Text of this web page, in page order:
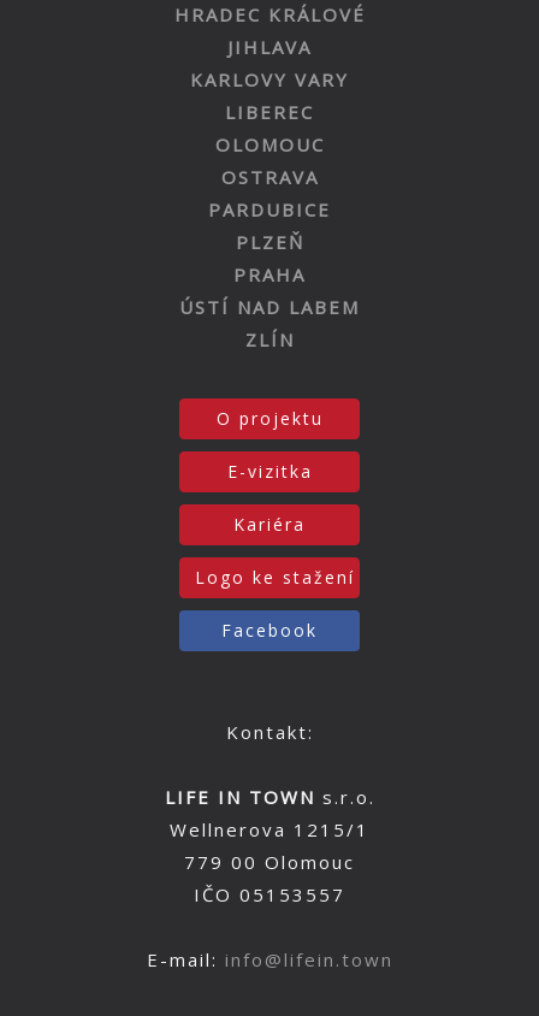
HRADEC KRÁLOVÉ
JIHLAVA
KARLOVY VARY
LIBEREC
OLOMOUC
OSTRAVA
PARDUBICE
PLZEŇ
PRAHA
ÚSTÍ NAD LABEM
ZLÍN
O projektu
E-vizitka
Kariéra
Logo ke stažení
Facebook
Kontakt:
LIFE IN TOWN s.r.o.
Wellnerova 1215/1
779 00 Olomouc
IČO 05153557
E-mail: info@lifein.town